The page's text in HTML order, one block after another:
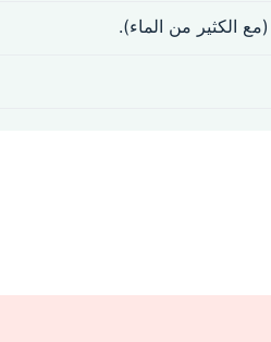
الكثير من الماء).